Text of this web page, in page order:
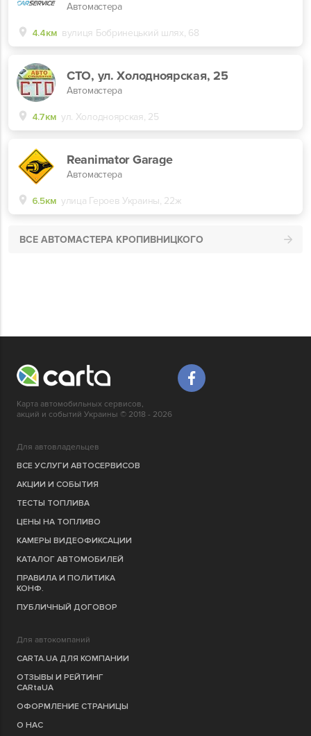
Автомастера
4.4км вулиця Бобринецький шлях, 68
СТО, ул. Холодноярская, 25
Автомастера
4.7км ул. Холодноярская, 25
Reanimator Garage
Автомастера
6.5км улица Героев Украины, 22ж
ВСЕ АВТОМАСТЕРА КРОПИВНИЦКОГО
Карта автомобильных сервисов,
акций и событий Украины © 2018 - 2026
Для автовладельцев
ВСЕ УСЛУГИ АВТОСЕРВИСОВ
АКЦИИ И СОБЫТИЯ
ТЕСТЫ ТОПЛИВА
ЦЕНЫ НА ТОПЛИВО
КАМЕРЫ ВИДЕОФИКСАЦИИ
КАТАЛОГ АВТОМОБИЛЕЙ
ПРАВИЛА И ПОЛИТИКА
КОНФ.
ПУБЛИЧНЫЙ ДОГОВОР
Для автокомпаний
CARTA.UA ДЛЯ КОМПАНИИ
ОТЗЫВЫ И РЕЙТИНГ
CARtaUA
ОФОРМЛЕНИЕ СТРАНИЦЫ
О НАС